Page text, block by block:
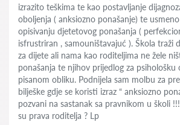
izrazito teškima te kao postavljanje
oboljenja ( anksiozno ponašanje) te
opisivanju djetetovog ponašanja (
isfrustriran , samouništavajuć ). Škola traži
za dijete ali nama kao roditeljima ne žele
ponašanja te njihov prijedlog za psihološku
pisanom obliku. Podnijela sam molbu za
bilješke gdje se koristi izraz “ anksiozno
pozvani na sastanak sa pravnikom u školi
su prava roditelja ? Lp